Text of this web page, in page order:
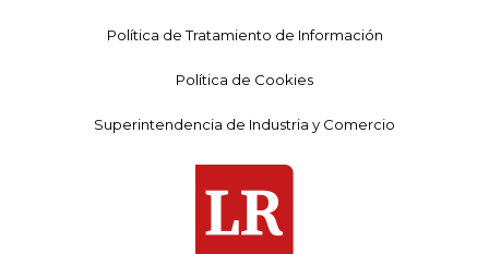
Política de Tratamiento de Información
Política de Cookies
Superintendencia de Industria y Comercio